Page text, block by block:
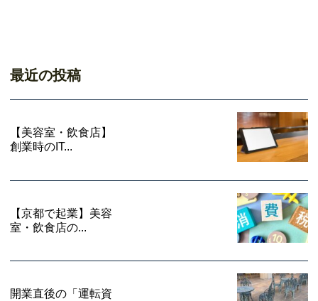
最近の投稿
【美容室・飲食店】
創業時のIT...
【京都で起業】美容
室・飲食店の...
開業直後の「運転資